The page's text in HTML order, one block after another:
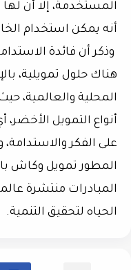
المستخدمة، إلا أن لها
أنه يمكن استخدام
وذكر أن فائدة
هناك حلول تمويلية،
المحلية والعالمية،
أنواع التمويل
على الفكر
المطور تمويل وكاش
المبادرات منتشرة
الحياه لتحقيق التنمية.